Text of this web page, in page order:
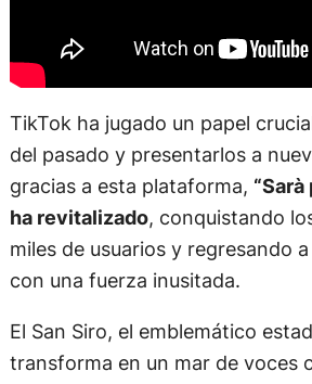
TikTok ha jugado un papel
del pasado y presentarlos a
gracias a esta plataforma,
ha revitalizado, conquistando
miles de usuarios y regresando
con una fuerza inusitada.
El San Siro, el emblemático
transforma en un mar de voces